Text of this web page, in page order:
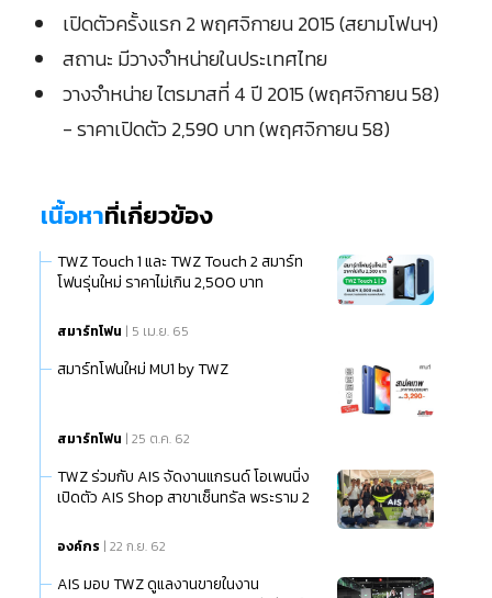
เปิดตัวครั้งแรก 2 พฤศจิกายน 2015 (สยามโฟนฯ)
สถานะ มีวางจำหน่ายในประเทศไทย
วางจำหน่าย ไตรมาสที่ 4 ปี 2015 (พฤศจิกายน 58)
- ราคาเปิดตัว 2,590 บาท (พฤศจิกายน 58)
เนื้อหาที่เกี่ยวข้อง
TWZ Touch 1 และ TWZ Touch 2 สมาร์ท
โฟนรุ่นใหม่ ราคาไม่เกิน 2,500 บาท
สมาร์ทโฟน | 5 เม.ย. 65
สมาร์ทโฟนใหม่ MU1 by TWZ
สมาร์ทโฟน | 25 ต.ค. 62
TWZ ร่วมกับ AIS จัดงานแกรนด์ โอเพนนิ่ง
เปิดตัว AIS Shop สาขาเซ็นทรัล พระราม 2
องค์กร | 22 ก.ย. 62
AIS มอบ TWZ ดูแลงานขายในงาน